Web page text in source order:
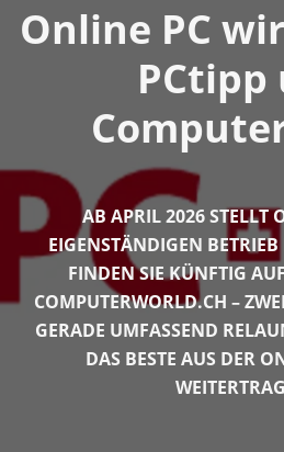
Online PC
PCtipp
AB APRIL 2026 STELLT
EIGENSTÄNDIGEN
FINDEN SIE KÜNFTIG
COMPUTERWORLD.CH –
GERADE UMFASSEND
DAS BESTE AUS DER